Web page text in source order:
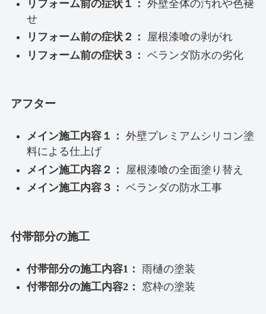
リフォーム前の症状１： 外壁全体の汚れや色褪
せ
リフォーム前の症状２：
屋根漆喰の剥がれ
リフォーム前の症状３： ベランダ防水の劣化
アフター
メイン施工内容１： 外壁プレミアムシリコン塗
料による仕上げ
メイン施工内容２：
屋根漆喰の全面塗り替え
メイン施工内容３： ベランダの防水工事
付帯部分の施工
付帯部分の施工内容1： 雨樋の塗装
付帯部分の施工内容2：
窓枠の塗装